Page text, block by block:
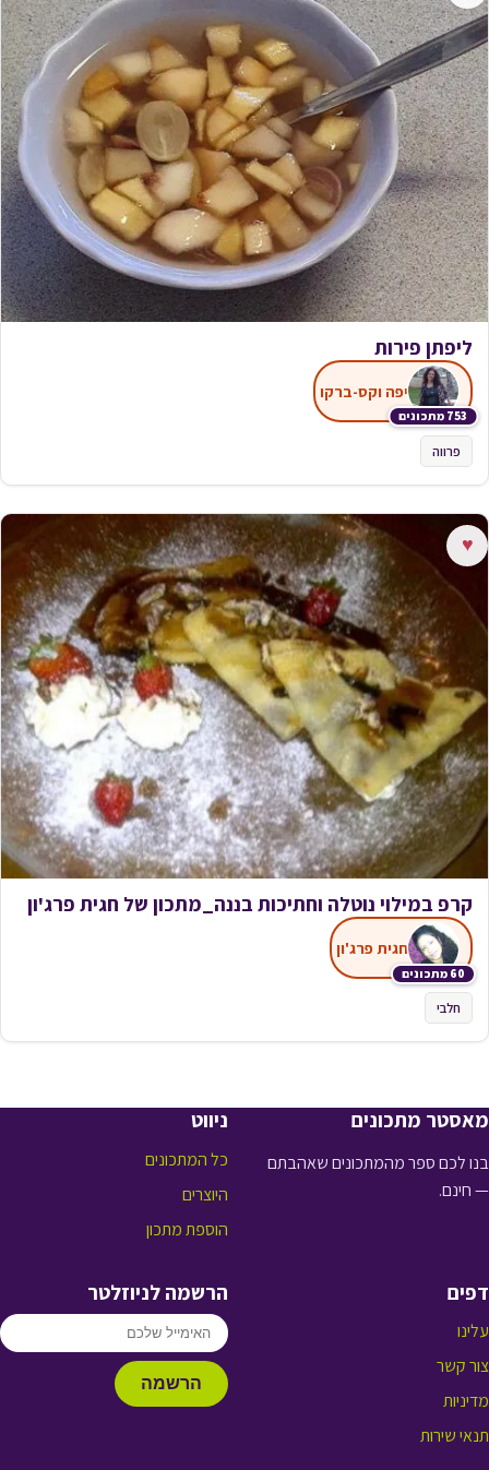
ליפתן פירות
753 מתכונים
יפה וקס-ברקו
פרווה
♥
קרפ במילוי נוטלה וחתיכות בננה_מתכון של חגית פרג'ון
60 מתכונים
חגית פרג'ון
חלבי
מאסטר מתכונים
בנו לכם ספר מהמתכונים שאהבתם
— חינם.
ניווט
כל המתכונים
היוצרים
הוספת מתכון
דפים
עלינו
צור קשר
מדיניות
תנאי שירות
הרשמה לניוזלטר
הרשמה